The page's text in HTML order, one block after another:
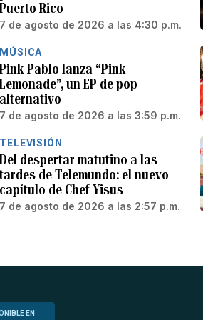
Puerto Rico
7 de agosto de 2026 a las 4:30 p.m.
MÚSICA
Pink Pablo lanza “Pink
Lemonade”, un EP de pop
alternativo
7 de agosto de 2026 a las 3:59 p.m.
TELEVISIÓN
Del despertar matutino a las
tardes de Telemundo: el nuevo
capítulo de Chef Yisus
7 de agosto de 2026 a las 2:57 p.m.
EN